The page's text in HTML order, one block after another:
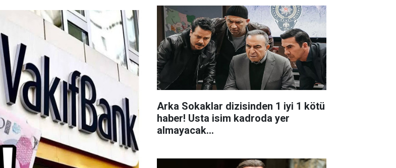
Arka Sokaklar dizisinden 1 iyi 1 kötü
haber! Usta isim kadroda yer
almayacak...